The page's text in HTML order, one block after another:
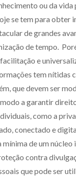
Zênite Fácil IA
Zênite Play
Orientação por Escrito
Capacitação
Zênite Online
Eventos presenciais
Zênite in Company
Diferenciais
ou da vida
se tem para obter
de grandes
de tempo.
e
tem nítidas
que devem ser
a garantir
como a
conectado e
de um núcleo
contra
que pode ser